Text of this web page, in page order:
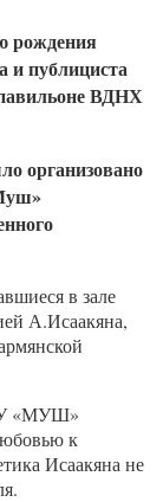
рождения
и публициста
ВДНХ
организовано
в зале
А.Исаакяна,
«МУШ»
к
Исаакяна не